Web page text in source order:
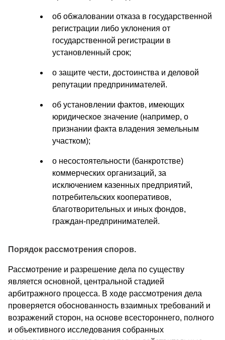
об обжаловании отказа в государственной
регистрации либо уклонения от
государственной регистрации в
установленный срок;
о защите чести, достоинства и деловой
репутации предпринимателей.
об установлении фактов, имеющих
юридическое значение (например, о
признании факта владения земельным
участком);
о несостоятельности (банкротстве)
коммерческих организаций, за
исключением казенных предприятий,
потребительских кооперативов,
благотворительных и иных фондов,
граждан-предпринимателей.
Порядок рассмотрения споров.
Рассмотрение и разрешение дела по существу
является основной, центральной стадией
арбитражного процесса. В ходе рассмотрения дела
проверяется обоснованность взаимных требований и
возражений сторон, на основе всестороннего, полного
и объективного исследования собранных